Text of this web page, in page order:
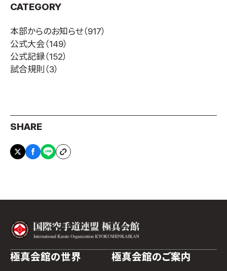
CATEGORY
本部からのお知らせ（917）
公式大会（149）
公式記録（152）
試合規則 （3）
SHARE
極真会館の世界 極真会館のご案内